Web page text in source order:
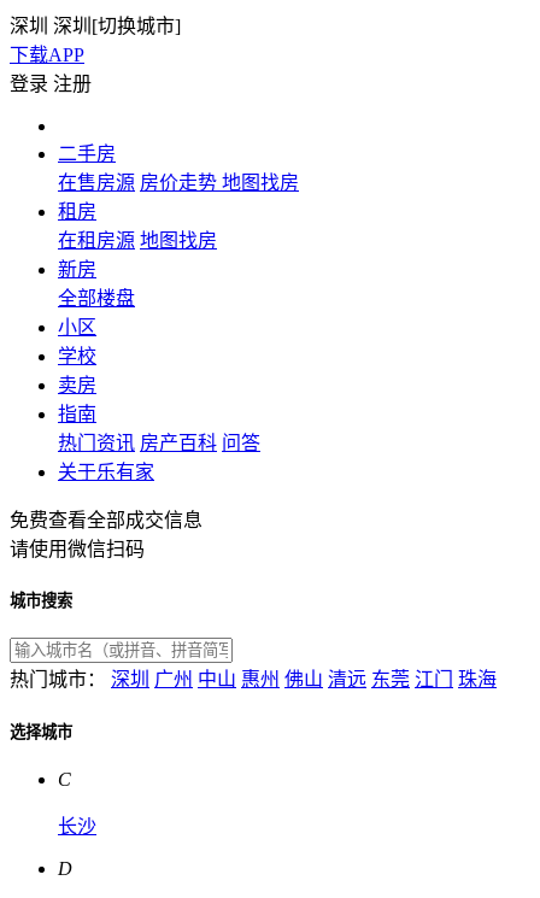
深圳 深圳[切换城市]
下载APP
登录 注册
二手房
在售房源 房价走势 地图找房
租房
在租房源 地图找房
新房
全部楼盘
小区
学校
卖房
指南
热门资讯 房产百科 问答
关于乐有家
免费查看全部成交信息
请使用微信扫码
城市搜索
热门城市： 深圳 广州 中山 惠州 佛山 清远 东莞 江门 珠海
选择城市
C
长沙
D